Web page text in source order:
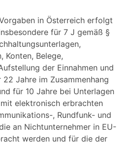
in Österreich erfolgt
für 7 J gemäß §
Konten, Belege,
der Einnahmen und
Jahre im Zusammenhang
für 10 Jahre bei Unterlagen
elektronisch erbrachten
, Rundfunk- und
an Nichtunternehmer in EU-
werden und für die der